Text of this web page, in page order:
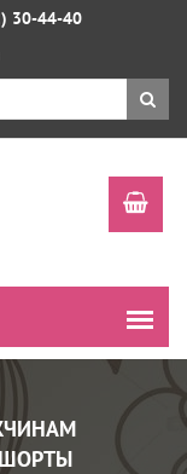
30-44-40
ШОРТЫ